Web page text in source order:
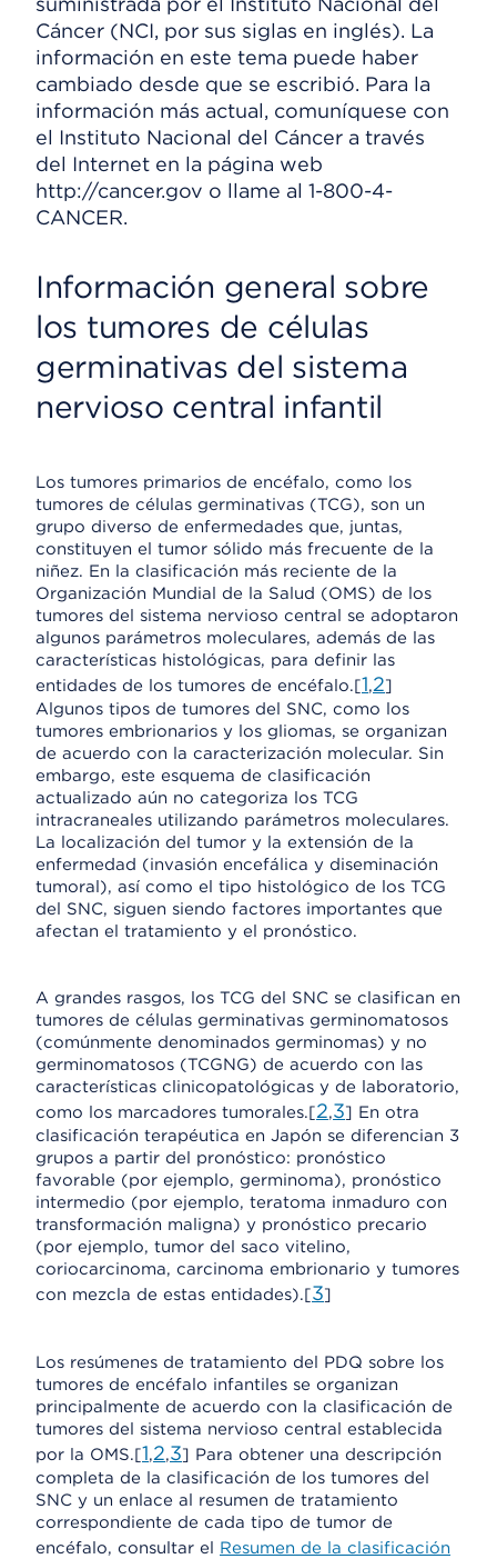
Cáncer (NCI, por sus siglas en inglés). La
información en este tema puede haber
cambiado desde que se escribió. Para la
información más actual, comuníquese con
el Instituto Nacional del Cáncer a través
del Internet en la página web
http://cancer.gov o llame al 1-800-4-
CANCER.
Información general sobre
los tumores de células
germinativas del sistema
nervioso central infantil
Los tumores primarios de encéfalo, como los
tumores de células germinativas (TCG), son un
grupo diverso de enfermedades que, juntas,
constituyen el tumor sólido más frecuente de la
niñez. En la clasificación más reciente de la
Organización Mundial de la Salud (OMS) de los
tumores del sistema nervioso central se adoptaron
algunos parámetros moleculares, además de las
características histológicas, para definir las
entidades de los tumores de encéfalo.[1,2]
Algunos tipos de tumores del SNC, como los
tumores embrionarios y los gliomas, se organizan
de acuerdo con la caracterización molecular. Sin
embargo, este esquema de clasificación
actualizado aún no categoriza los TCG
intracraneales utilizando parámetros moleculares.
La localización del tumor y la extensión de la
enfermedad (invasión encefálica y diseminación
tumoral), así como el tipo histológico de los TCG
del SNC, siguen siendo factores importantes que
afectan el tratamiento y el pronóstico.
A grandes rasgos, los TCG del SNC se clasifican en
tumores de células germinativas germinomatosos
(comúnmente denominados germinomas) y no
germinomatosos (TCGNG) de acuerdo con las
características clinicopatológicas y de laboratorio,
como los marcadores tumorales.[2,3] En otra
clasificación terapéutica en Japón se diferencian 3
grupos a partir del pronóstico: pronóstico
favorable (por ejemplo, germinoma), pronóstico
intermedio (por ejemplo, teratoma inmaduro con
transformación maligna) y pronóstico precario
(por ejemplo, tumor del saco vitelino,
coriocarcinoma, carcinoma embrionario y tumores
con mezcla de estas entidades).[3]
Los resúmenes de tratamiento del PDQ sobre los
tumores de encéfalo infantiles se organizan
principalmente de acuerdo con la clasificación de
tumores del sistema nervioso central establecida
por la OMS.[1,2,3] Para obtener una descripción
completa de la clasificación de los tumores del
SNC y un enlace al resumen de tratamiento
correspondiente de cada tipo de tumor de
encéfalo, consultar el Resumen de la clasificación